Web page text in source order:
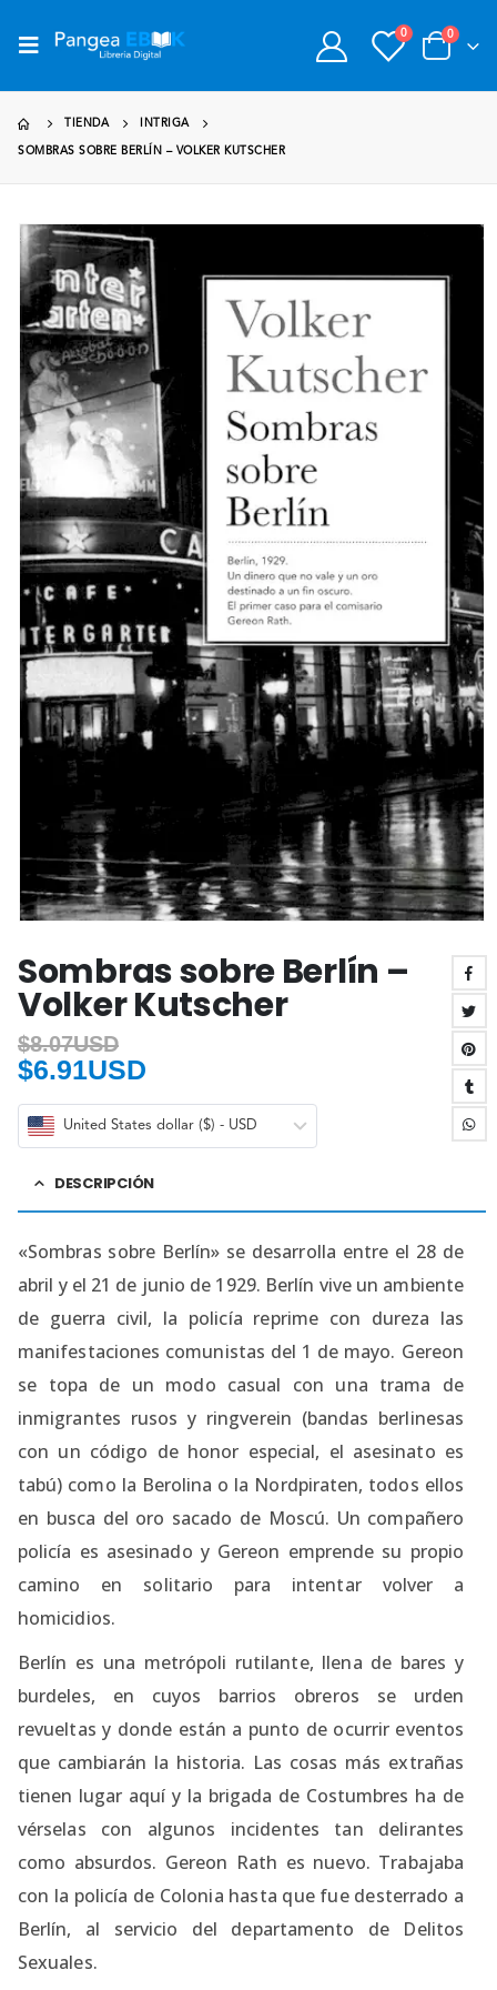
0 0
TIENDA INTRIGA
SOMBRAS SOBRE BERLÍN – VOLKER KUTSCHER
Sombras sobre Berlín –
Volker Kutscher
$8.07USD
$6.91USD
United States dollar ($) - USD
DESCRIPCIÓN
«Sombras sobre Berlín» se desarrolla entre el 28 de
abril y el 21 de junio de 1929. Berlín vive un ambiente
de guerra civil, la policía reprime con dureza las
manifestaciones comunistas del 1 de mayo. Gereon
se topa de un modo casual con una trama de
inmigrantes rusos y ringverein (bandas berlinesas
con un código de honor especial, el asesinato es
tabú) como la Berolina o la Nordpiraten, todos ellos
en busca del oro sacado de Moscú. Un compañero
policía es asesinado y Gereon emprende su propio
camino en solitario para intentar volver a
homicidios.
Berlín es una metrópoli rutilante, llena de bares y
burdeles, en cuyos barrios obreros se urden
revueltas y donde están a punto de ocurrir eventos
que cambiarán la historia. Las cosas más extrañas
tienen lugar aquí y la brigada de Costumbres ha de
vérselas con algunos incidentes tan delirantes
como absurdos. Gereon Rath es nuevo. Trabajaba
con la policía de Colonia hasta que fue desterrado a
Berlín, al servicio del departamento de Delitos
Sexuales.